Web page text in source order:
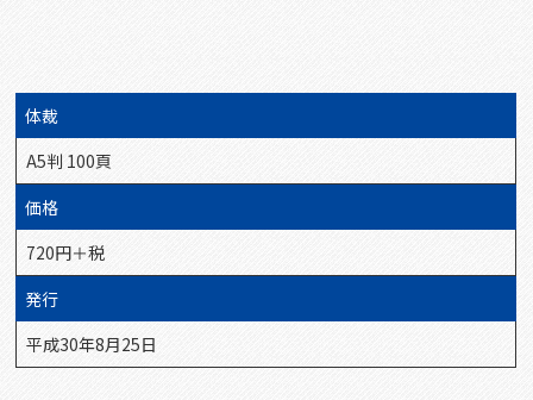
体裁
A5判 100頁
価格
720円＋税
発行
平成30年8月25日